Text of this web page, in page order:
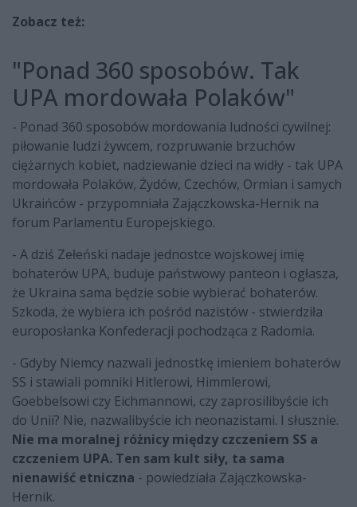
Zobacz też:
"Ponad 360 sposobów. Tak
UPA mordowała Polaków"
- Ponad 360 sposobów mordowania ludności cywilnej:
piłowanie ludzi żywcem, rozpruwanie brzuchów
ciężarnych kobiet, nadziewanie dzieci na widły - tak UPA
mordowała Polaków, Żydów, Czechów, Ormian i samych
Ukraińców - przypomniała Zajączkowska-Hernik na
forum Parlamentu Europejskiego.
- A dziś Zełeński nadaje jednostce wojskowej imię
bohaterów UPA, buduje państwowy panteon i ogłasza,
że Ukraina sama będzie sobie wybierać bohaterów.
Szkoda, że wybiera ich pośród nazistów - stwierdziła
europosłanka Konfederacji pochodząca z Radomia.
- Gdyby Niemcy nazwali jednostkę imieniem bohaterów
SS i stawiali pomniki Hitlerowi, Himmlerowi,
Goebbelsowi czy Eichmannowi, czy zaprosilibyście ich
do Unii? Nie, nazwalibyście ich neonazistami. I słusznie.
Nie ma moralnej różnicy między czczeniem SS a
czczeniem UPA. Ten sam kult siły, ta sama
nienawiść etniczna - powiedziała Zajączkowska-
Hernik.